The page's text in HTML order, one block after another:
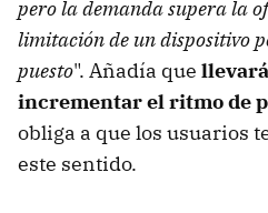
pero la demanda supera la
limitación de un dispositivo
puesto". Añadía que
incrementar el ritmo de
obliga a que los usuarios
este sentido.